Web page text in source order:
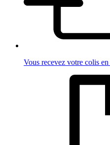
Vous recevez votre colis